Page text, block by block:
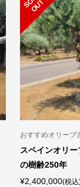
O
T
おすすめオリーブ
スペインオリ
の樹齢250年
¥2,400,000(税込